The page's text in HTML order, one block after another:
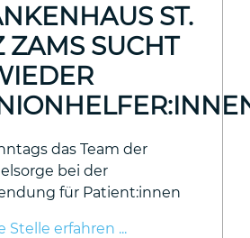
ST.
SUCHT
das Team der
bei der
für Patient:innen
Stelle erfahren ...